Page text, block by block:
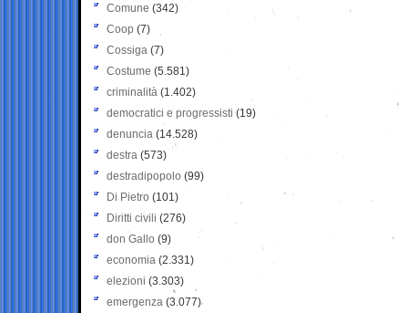
Comune (342)
Coop (7)
Cossiga (7)
Costume (5.581)
criminalità (1.402)
democratici e progressisti (19)
denuncia (14.528)
destra (573)
destradipopolo (99)
Di Pietro (101)
Diritti civili (276)
don Gallo (9)
economia (2.331)
elezioni (3.303)
emergenza (3.077)